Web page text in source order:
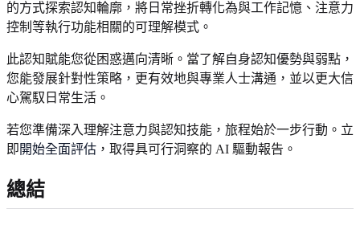
的方式探索認知輪廓，將日常挫折轉化為與工作記憶、注意力
控制等執行功能相關的可理解模式。
此認知賦能您從困惑邁向清晰。當了解自身認知優勢與弱點，
您能發展針對性策略，更有效地與專業人士溝通，並以更大信
心駕馭日常生活。
若您準備深入理解注意力與認知技能，旅程始於一步行動。立
即開始全面評估 ，取得具可行洞察的 AI 驅動報告。
總結